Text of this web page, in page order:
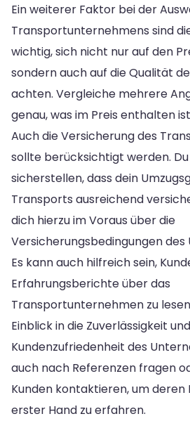
Ein weiterer Faktor bei der
Transportunternehmens sind
wichtig, sich nicht nur auf den
sondern auch auf die Qualität
achten. Vergleiche mehrere
genau, was im Preis enthalten
Auch die Versicherung des
sollte berücksichtigt werden.
sicherstellen, dass dein
Transports ausreichend
dich hierzu im Voraus über die
Versicherungsbedingungen des
Es kann auch hilfreich sein,
Erfahrungsberichte über das
Transportunternehmen zu
Einblick in die Zuverlässigkeit und
Kundenzufriedenheit des
auch nach Referenzen fragen
Kunden kontaktieren, um deren
erster Hand zu erfahren.